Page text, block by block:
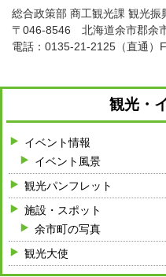
総合政策部 商工観光課 観光振
〒046-8546 北海道余市郡余
電話： 0135-21-2125 （直通
観光・
イベント情報
イベント風景
観光パンフレット
施設・スポット
余市町の写真
観光大使